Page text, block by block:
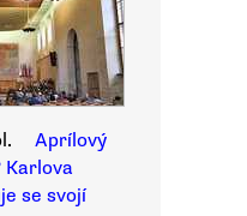
Aprílový
se svojí